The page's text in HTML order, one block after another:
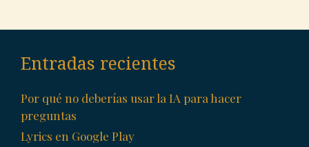
Entradas recientes
Por qué no deberías usar la IA para hacer
preguntas
Lyrics en Google Play